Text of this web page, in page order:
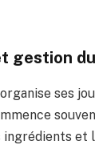
gestion
ses
ingrédients et